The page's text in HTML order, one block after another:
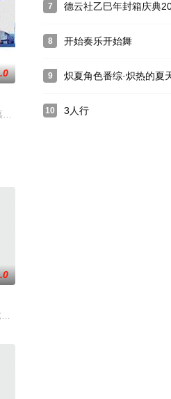
呈现
参与进来，进而再辐射到更广大的观众
前往长沙等中国城市，展开四段为期
科学考量，并
之多艰”的信念撒向更远的远方，绘制一
唯一一档以报道娱乐动态、解读文化现
目中心唯一一档日播的“语言类”栏目。
7 德云社乙巳年封箱庆典
8 开始奏乐开始舞
9 炽夏角色番综·炽热的夏
10 3人行